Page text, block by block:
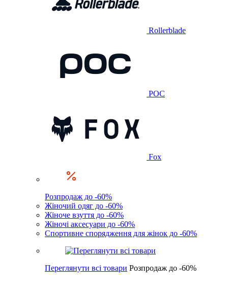
Rollerblade
POC
Fox
Розпродаж до -60%
Жіночий одяг до -60%
Жіноче взуття до -60%
Жіночі аксесуари до -60%
Спортивне спорядження для жінок до -60%
Переглянути всі товари Розпродаж до -60%